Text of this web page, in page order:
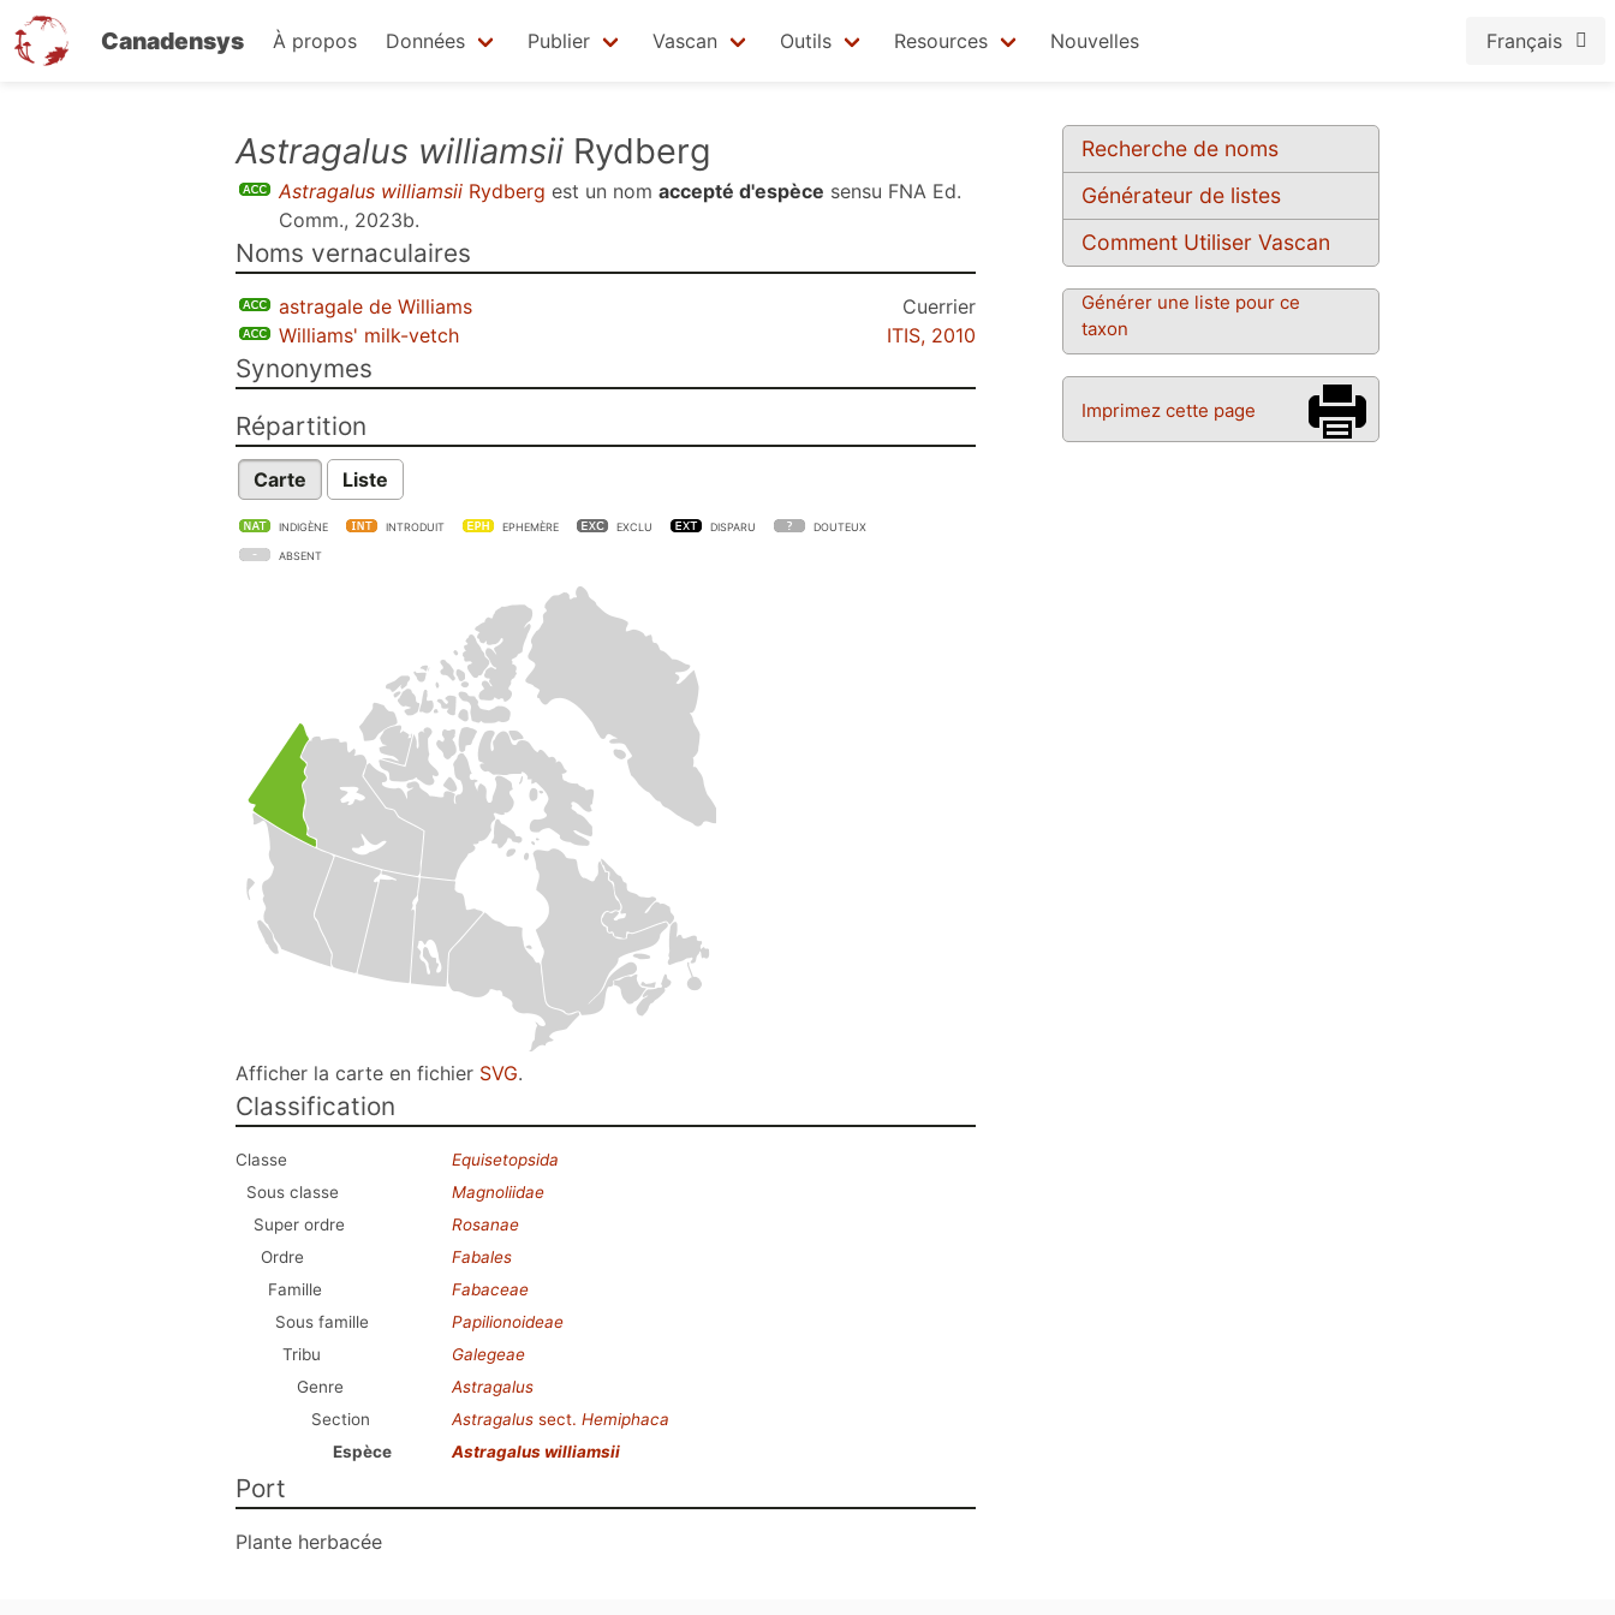
Canadensys À propos Données Publier Vascan Outils Resources Nouvelles Français
Recherche de noms
Générateur de listes
Comment Utiliser Vascan
Générer une liste pour ce
taxon
Imprimez cette page
Astragalus williamsii Rydberg
Astragalus williamsii Rydberg est un nom accepté d'espèce sensu FNA Ed.
Comm., 2023b.
Noms vernaculaires
astragale de Williams
Cuerrier
Williams' milk-vetch
ITIS, 2010
Synonymes
Répartition
Carte Liste
INDIGÈNE INTRODUIT EPHEMÈRE EXCLU DISPARU DOUTEUX
ABSENT
Afficher la carte en fichier SVG.
Classification
Classe
Equisetopsida
Sous classe
Magnoliidae
Super ordre
Rosanae
Ordre
Fabales
Famille
Fabaceae
Sous famille
Papilionoideae
Tribu
Galegeae
Genre
Astragalus
Section
Astragalus sect. Hemiphaca
Espèce
Astragalus williamsii
Port
Plante herbacée